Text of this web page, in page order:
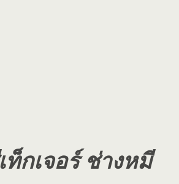
ท็กเจอร์ ช่างหมี